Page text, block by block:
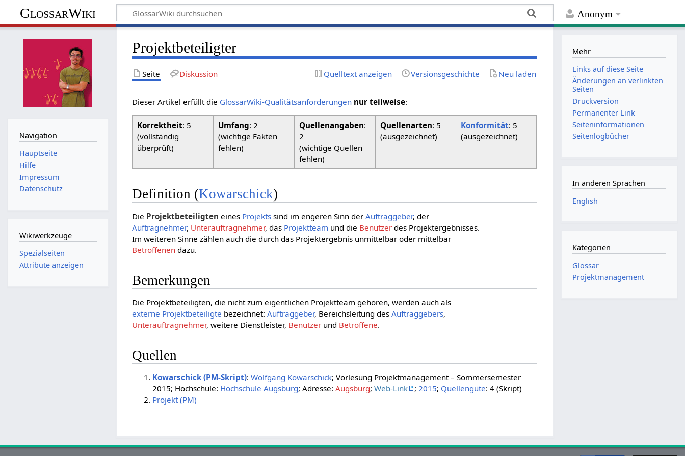
Anonym
GlossarWiki
Projektbeteiligter
Seite Diskussion Quelltext anzeigen Versionsgeschichte Neu laden
Dieser Artikel erfüllt die GlossarWiki-Qualitätsanforderungen nur teilweise:
Korrektheit: 5
(vollständig
überprüft)
Umfang: 2
(wichtige Fakten
fehlen)
Quellenangaben:
2
(wichtige Quellen
fehlen)
Quellenarten: 5
(ausgezeichnet)
Konformität: 5
(ausgezeichnet)
Definition (Kowarschick)
Die Projektbeteiligten eines Projekts sind im engeren Sinn derAuftraggeber, der
Auftragnehmer, Unterauftragnehmer, das Projektteam und die Benutzer des Projektergebnisses.
Im weiteren Sinne zählen auch die durch das Projektergebnis unmittelbar oder mittelbar
Betroffenen dazu.
Bemerkungen
Die Projektbeteiligten, die nicht zum eigentlichen Projektteam gehören, werden auch als
externe Projektbeteiligte bezeichnet:Auftraggeber, Bereichsleitung desAuftraggebers,
Unterauftragnehmer, weitere Dienstleister, Benutzer und Betroffene.
Quellen
Kowarschick (PM-Skript):Wolfgang Kowarschick; Vorlesung Projektmanagement – Sommersemester
2015; Hochschule: Hochschule Augsburg; Adresse:Augsburg;Web-Link ;2015; Quellengüte: 4 (Skript)
Projekt (PM)
Navigation
Hauptseite
Hilfe
Impressum
Datenschutz
Wikiwerkzeuge
Spezialseiten
Attribute anzeigen
Mehr
Links auf diese Seite
Änderungen an verlinkten
Seiten
Druckversion
Permanenter Link
Seiten­­informationen
Seitenlogbücher
In anderen Sprachen
English
Kategorien
Glossar
Projektmanagement